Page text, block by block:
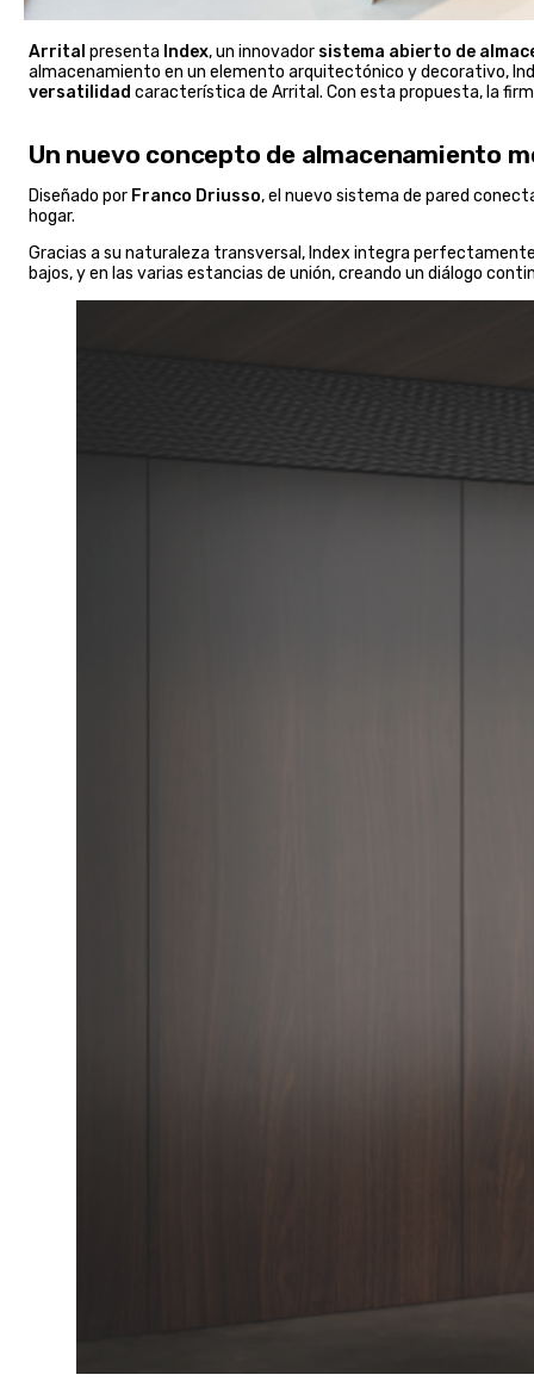
Arrital presenta Index, un innovador sistema abierto de
almacenamiento en un elemento arquitectónico y decorativo,
versatilidad característica de Arrital. Con esta propuesta, la
Un nuevo concepto de almacenamiento
Diseñado por Franco Driusso, el nuevo sistema de pared
hogar.
Gracias a su naturaleza transversal, Index integra
bajos, y en las varias estancias de unión, creando un diálogo